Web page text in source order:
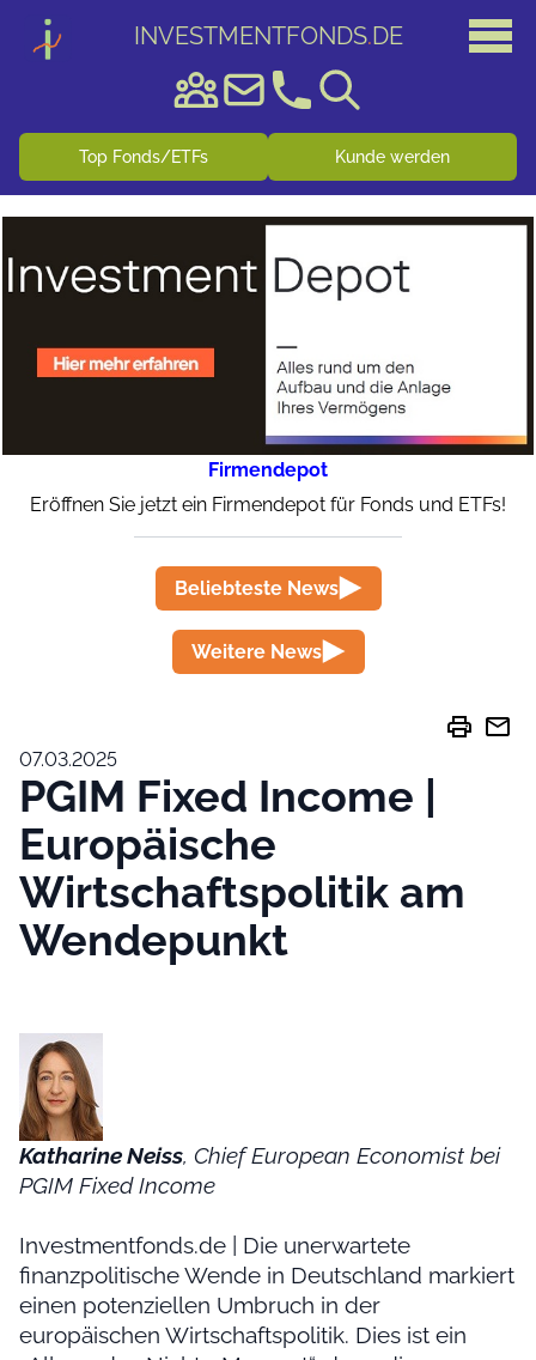
INVESTMENTFONDS.DE
Top Fonds/ETFs Kunde werden
Firmendepot
Eröffnen Sie jetzt ein Firmendepot für Fonds und ETFs!
Beliebteste News
Weitere News
print mail
07.03.2025
PGIM Fixed Income |
Europäische
Wirtschaftspolitik am
Wendepunkt
Katharine Neiss, Chief European Economist bei
PGIM Fixed Income
Investmentfonds.de | Die unerwartete
finanzpolitische Wende in Deutschland markiert
einen potenziellen Umbruch in der
europäischen Wirtschaftspolitik. Dies ist ein